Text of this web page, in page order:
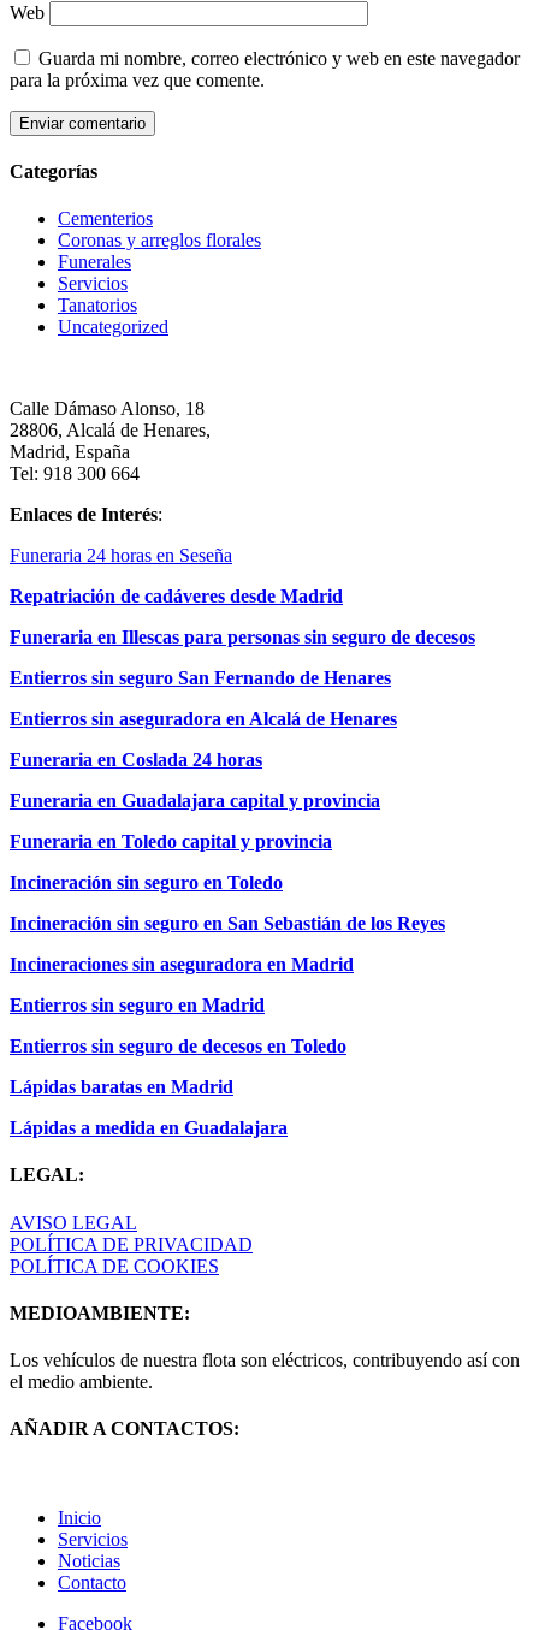
Web
Guarda mi nombre, correo electrónico y web en este navegador
para la próxima vez que comente.
Categorías
Cementerios
Coronas y arreglos florales
Funerales
Servicios
Tanatorios
Uncategorized
Calle Dámaso Alonso, 18
28806, Alcalá de Henares,
Madrid, España
Tel: 918 300 664
Enlaces de Interés:
Funeraria 24 horas en Seseña
Repatriación de cadáveres desde Madrid
Funeraria en Illescas para personas sin seguro de decesos
Entierros sin seguro San Fernando de Henares
Entierros sin aseguradora en Alcalá de Henares
Funeraria en Coslada 24 horas
Funeraria en Guadalajara capital y provincia
Funeraria en Toledo capital y provincia
Incineración sin seguro en Toledo
Incineración sin seguro en San Sebastián de los Reyes
Incineraciones sin aseguradora en Madrid
Entierros sin seguro en Madrid
Entierros sin seguro de decesos en Toledo
Lápidas baratas en Madrid
Lápidas a medida en Guadalajara
LEGAL:
AVISO LEGAL
POLÍTICA DE PRIVACIDAD
POLÍTICA DE COOKIES
MEDIOAMBIENTE:
Los vehículos de nuestra flota son eléctricos, contribuyendo así con
el medio ambiente.
AÑADIR A CONTACTOS:
Inicio
Servicios
Noticias
Contacto
Facebook